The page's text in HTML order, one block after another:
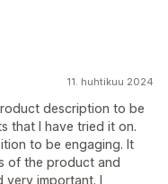
11. huhtikuu 2024
description to be
that I have tried it on.
to be engaging. It
of the product and
important. I